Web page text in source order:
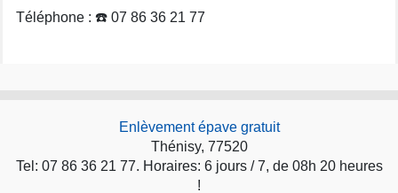
Téléphone : ☎️ 07 86 36 21 77
Enlèvement épave gratuit
Thénisy, 77520
Tel: 07 86 36 21 77. Horaires: 6 jours / 7, de 08h 20 heures
!